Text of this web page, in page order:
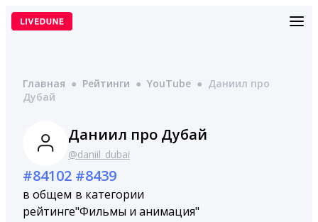
Перейти
Главная ● Рейтинги ● YouTube ● Даниил про
Дубай
Даниил про Дубай
@daniil_dubai
#84102
в общем
рейтинге
#8439
в категории
"Фильмы и анимация"